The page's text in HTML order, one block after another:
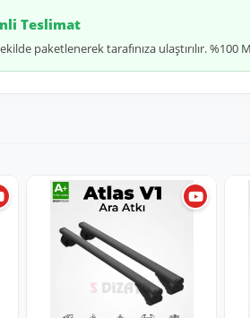
Teslimat
paketlenerek tarafınıza ulaştırılır.